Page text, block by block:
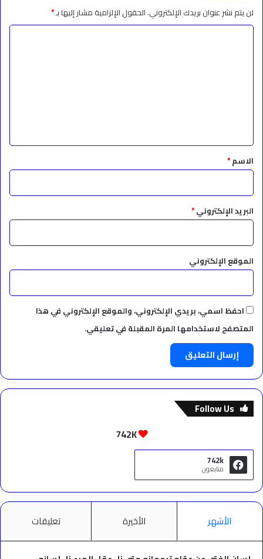
لن يتم نشر عنوان بريدك الإلكتروني.الحقول الإلزامية مشار إليها بـ*
ق
*الاسم*
البريد الإلكتروني*
الموقع الإلكتروني
احفظ اسمي، بريدي الإلكتروني، والموقع الإلكتروني في هذا
المتصفح لاستخدامها المرة المقبلة في تعليقي.
Follow Us
742K
742k
متابعون
الأشهر الأخيرة تعليقات